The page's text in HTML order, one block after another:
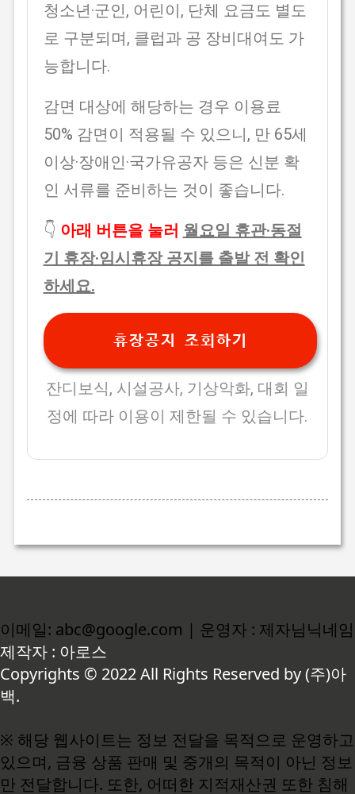
청소년·군인, 어린이, 단체 요금도 별도
로 구분되며, 클럽과 공 장비대여도 가
능합니다.
감면 대상에 해당하는 경우 이용료
50% 감면이 적용될 수 있으니, 만 65세
이상·장애인·국가유공자 등은 신분 확
인 서류를 준비하는 것이 좋습니다.
👇 아래 버튼을 눌러 월요일 휴관·동절
기 휴장·임시휴장 공지를 출발 전 확인
하세요.
휴장공지 조회하기
잔디보식, 시설공사, 기상악화, 대회 일
정에 따라 이용이 제한될 수 있습니다.
이메일: abc@google.com | 운영자 : 제자님닉네임
제작자 : 아로스
Copyrights © 2022 All Rights Reserved by (주)아
백.
※ 해당 웹사이트는 정보 전달을 목적으로 운영하고
있으며, 금융 상품 판매 및 중개의 목적이 아닌 정보
만 전달합니다. 또한, 어떠한 지적재산권 또한 침해